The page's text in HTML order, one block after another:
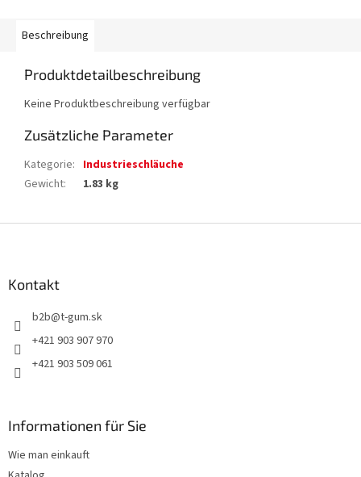
Beschreibung
Produktdetailbeschreibung
Keine Produktbeschreibung verfügbar
Zusätzliche Parameter
Kategorie: Industrieschläuche
Gewicht: 1.83 kg
Kontakt
b2b@t-gum.sk
+421 903 907 970
+421 903 509 061
Informationen für Sie
Wie man einkauft